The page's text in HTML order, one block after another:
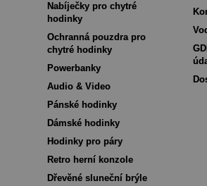
Nabíječky pro chytré
hodinky
Ochranná pouzdra pro
chytré hodinky
Powerbanky
Audio & Video
Pánské hodinky
Dámské hodinky
Hodinky pro páry
Retro herní konzole
Dřevěné sluneční brýle